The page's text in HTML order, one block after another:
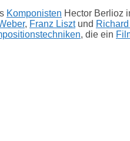
Komponisten Hector Berlioz
, Franz Lisztund
, die ein